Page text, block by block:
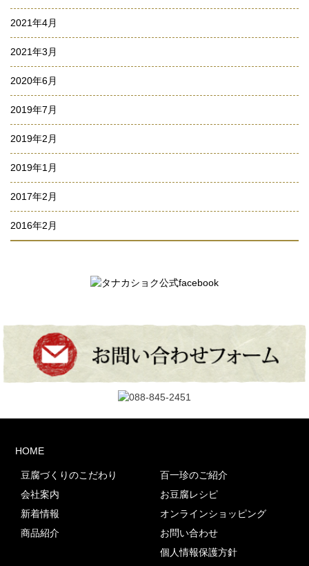
2021年4月
2021年3月
2020年6月
2019年7月
2019年2月
2019年1月
2017年2月
2016年2月
HOME
豆腐づくりのこだわり
会社案内
新着情報
商品紹介
百一珍のご紹介
お豆腐レシピ
オンラインショッピング
お問い合わせ
個人情報保護方針